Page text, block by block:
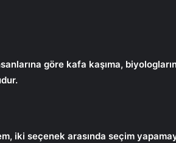
göre kafa kaşıma,
iki seçenek arasında seçim